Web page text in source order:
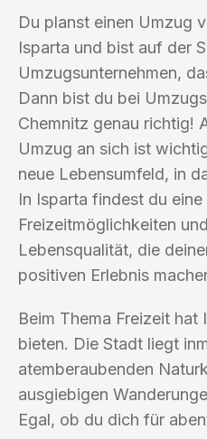
Du planst einen Umzug
Isparta und bist auf der
Umzugsunternehmen,
Dann bist du bei
Chemnitz genau richtig!
Umzug an sich ist
neue Lebensumfeld, in
In Isparta findest du
Freizeitmöglichkeiten
Lebensqualität, die
positiven Erlebnis
Beim Thema Freizeit hat
bieten. Die Stadt liegt
atemberaubenden
ausgiebigen
Egal, ob du dich für